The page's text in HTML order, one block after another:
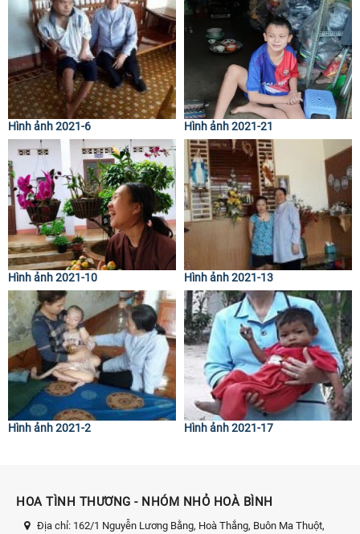
Hình ảnh 2021-6 Hình ảnh 2021-21
Hình ảnh 2021-10 Hình ảnh 2021-13
Hình ảnh 2021-2 Hình ảnh 2021-17
HOA TÌNH THƯƠNG - NHÓM NHỎ HOÀ BÌNH
Địa chỉ: 162/1 Nguyễn Lương Bằng, Hoà Thắng, Buôn Ma Thuột,